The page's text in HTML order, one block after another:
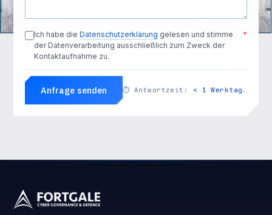
Ich habe die Datenschutzerklärung gelesen und stimme
der Datenverarbeitung ausschließlich zum Zweck der
Kontaktaufnahme zu.
*
Anfrage senden ⏱ Antwortzeit: < 1 Werktag .